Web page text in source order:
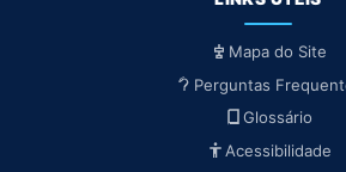
Mapa do Site
Perguntas
Glossário
Acessibilidade